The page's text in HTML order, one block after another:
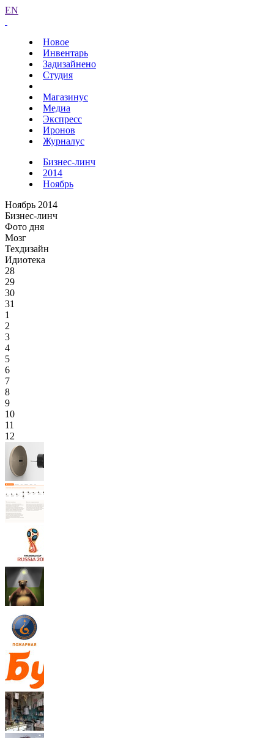
EN
Новое
Инвентарь
Задизайнено
Студия
Магазинус
Медиа
Экспресс
Иронов
Журналус
Бизнес-линч
2014
Ноябрь
Ноябрь 2014
Бизнес-линч
Фото дня
Мозг
Техдизайн
Идиотека
28
29
30
31
1
2
3
4
5
6
7
8
9
10
11
12